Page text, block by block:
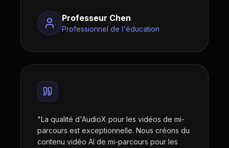
Professeur Chen
Professionnel de l'éducation
"La qualité d'AudioX pour les vidéos de mi-
parcours est exceptionnelle. Nous créons du
contenu vidéo AI de mi-parcours pour les